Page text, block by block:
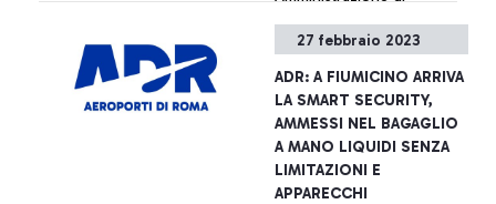
nella seduta del 2 marzo, ha
del Progetto di Bilancio
Consolidato al 31 dicembre
+ Approfondisci
27 febbraio 2023
ADR: A FIUMICINO ARRIVA
LA SMART SECURITY,
AMMESSI NEL BAGAGLIO
A MANO LIQUIDI SENZA
LIMITAZIONI E
APPARECCHI